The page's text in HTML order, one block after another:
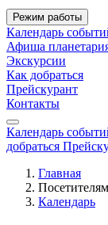
Режим работы
Календарь
Афиша
Экскурсии
Как добраться
Прейскурант
Контакты
Календарь
добраться
Главная
Посетителям
Календарь